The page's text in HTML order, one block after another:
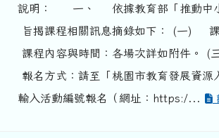
說明： 一、 依據教育部「推動中小
旨揭課程相關訊息摘錄如下： (一)
課程內容與時間：各場次詳如附件。
報名方式：請至「桃園市教育發展資源
輸入活動編號報名（網址：https:/...